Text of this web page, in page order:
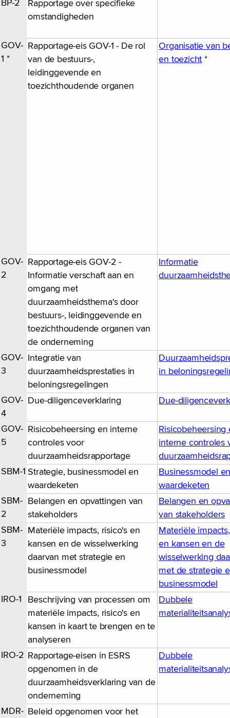
BP-2
Rapportage over specifieke
omstandigheden
GOV-
1 *
Rapportage-eis GOV-1 - De rol
van de bestuurs-,
leidinggevende en
toezichthoudende organen
Organisatie van
en toezicht *
GOV-
2
Rapportage-eis GOV-2 -
Informatie verschaft aan en
omgang met
duurzaamheidsthema's door
bestuurs-, leidinggevende en
toezichthoudende organen van
de onderneming
Informatie
GOV-
3
Integratie van
duurzaamheidsprestaties in
beloningsregelingen
in
GOV-
4
Due-diligenceverklaring Due-
GOV-
5
Risicobeheersing en interne
controles voor
duurzaamheidsrapportage
Risicobeheersing
interne controles
SBM-1 Strategie, businessmodel en
waardeketen
Businessmodel
waardeketen
SBM-
2
Belangen en opvattingen van
stakeholders
Belangen en
van stakeholders
SBM-
3
Materiële impacts, risico's en
kansen en de wisselwerking
daarvan met strategie en
businessmodel
Materiële impacts,
en kansen en de
wisselwerking
met de strategie
businessmodel
IRO-1
Beschrijving van processen om
materiële impacts, risico's en
kansen in kaart te brengen en te
analyseren
Dubbele
IRO-2 Rapportage-eisen in ESRS
opgenomen in de
duurzaamheidsverklaring van de
onderneming
Dubbele
MDR- Beleid opgenomen voor het